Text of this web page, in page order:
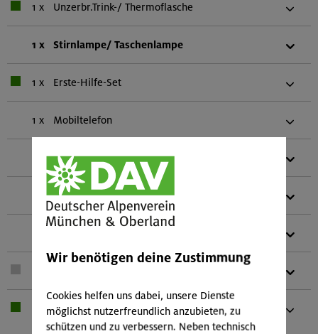
1 x Unzerbr.Trink-/ Thermoflasche
1 x Stirnlampe/ Taschenlampe
1 x Erste-Hilfe-Set
1 x Mobiltelefon
Biwaksack (einer pro zwei Personen)
Gebietsführer
Bei Übernachtung: Hüttenschlafsack,
Waschzeug Und kleines Handtuch
Wir benötigen deine Zustimmung
Cookies helfen uns dabei, unsere Dienste
möglichst nutzerfreundlich anzubieten, zu
schützen und zu verbessern. Neben technisch